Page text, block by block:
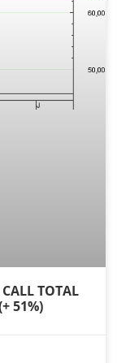
TOTAL
51%)